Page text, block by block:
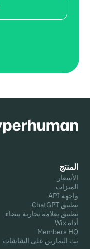
المنتج
الأسعار
الميزات
واجهة API
تطبيق ChatGPT
تطبيق بعلامة تجارية بيضاء
أداة Wix
Members HQ
بث التمارين على الشاشات